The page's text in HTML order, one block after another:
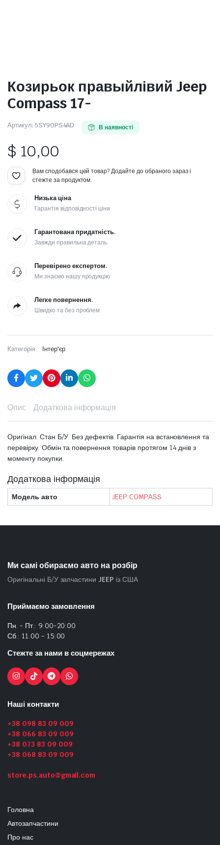
Козирьок правыйлівий Jeep
Compass 17-
Артикул: 5SY90PS4AD В наявності
$ 10,00
Вам сподобався цей товар? Додайте до обраного зараз і
стежте за продуктом.
Низька ціна
Гарантія відповідності ціни
Гарантована придатність.
Завжди правильна деталь
Перевірено експертом.
Ми знаємо нашу продукцію
Легке повернення.
Швидко та без проблем
Категорія: Інтер'єр
Опис Додаткова інформація
Оригінал. Стан Б/У. Без дефектів. Гарантія на встановлення та
перевірку. Обмін та повернення товарів протягом 14 днів з
моменту покупки.
Додаткова інформація
Модель авто JEEP COMPASS
Ми самі обираємо авто на розбір
Оригінальні Б/У запчастини JEEP із США
Приймаємо замовлення
Пн. - Пт.: 9:00-20:00
Сб.: 11:00 - 15:00
Стежте за нами в соцмережах
Наші контакти
+38 098 83 09 009
+38 066 83 09 009
+38 073 83 09 009
+38 068 83 09 009
store.ps.auto@gmail.com
Головна
Автозапчастини
Про нас